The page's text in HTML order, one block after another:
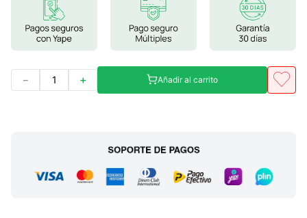
stevia
9.
ashwagandha
＋
－ Añadir al carrito